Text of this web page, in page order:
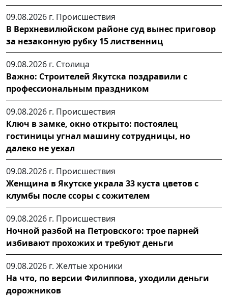
09.08.2026 г. Происшествия
В Верхневилюйском районе суд вынес приговор
за незаконную рубку 15 лиственниц
09.08.2026 г. Столица
Важно: Строителей Якутска поздравили с
профессиональным праздником
09.08.2026 г. Происшествия
Ключ в замке, окно открыто: постоялец
гостиницы угнал машину сотрудницы, но
далеко не уехал
09.08.2026 г. Происшествия
Женщина в Якутске украла 33 куста цветов с
клумбы после ссоры с сожителем
09.08.2026 г. Происшествия
Ночной разбой на Петровского: трое парней
избивают прохожих и требуют деньги
09.08.2026 г. Желтые хроники
На что, по версии Филиппова, уходили деньги
дорожников